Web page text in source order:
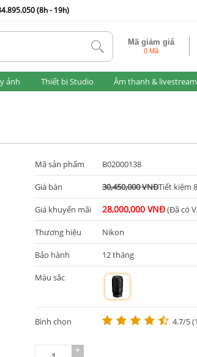
(8h - 19h)
tlk Mã giảm giá
0 Mã
ảnh Thiết bị Studio Âm thanh & livestream
Mã sản phẩm B02000138
Giá bán 30,450,000 VNĐTiết kiệm
Giá khuyến mãi 28,000,000 VNĐ(Đã có
Thương hiệu Nikon
Bảo hành 12 tháng
Màu sắc
m
Bình chọn 4.7/5
+